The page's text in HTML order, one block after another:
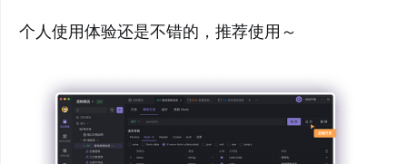
个人使用体验还是不错的，推荐使用～